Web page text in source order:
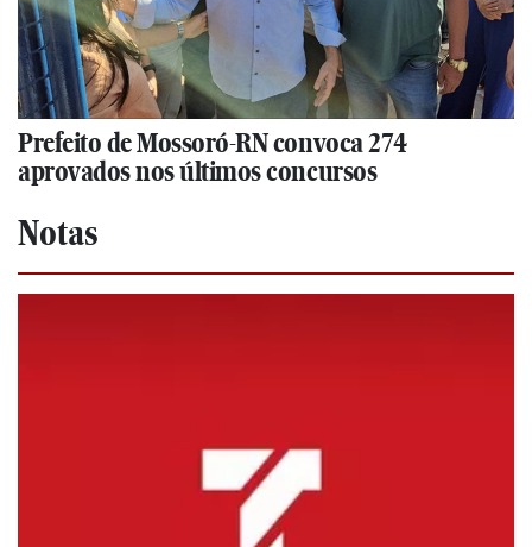
Prefeito de Mossoró-RN convoca 274
aprovados nos últimos concursos
Notas